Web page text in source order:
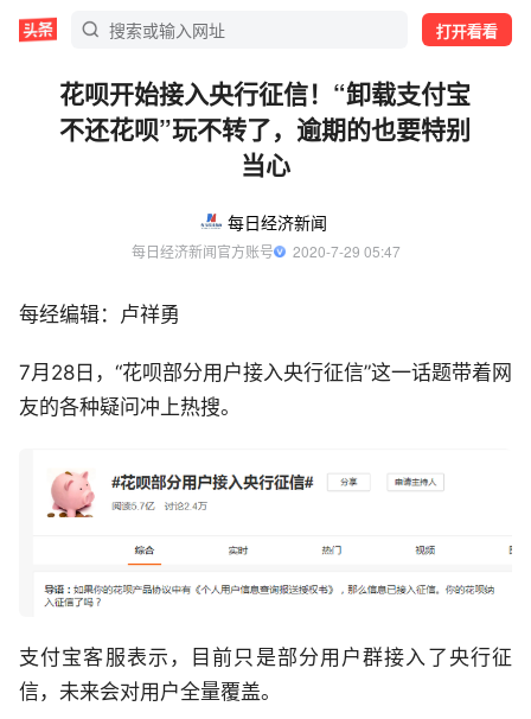
打开看看
花呗开始接入央行征信！“卸载支付宝
不还花呗”玩不转了，逾期的也要特别
当心
每日经济新闻
每日经济新闻官方账号
  2020-7-29 05:47
每经编辑：卢祥勇
7月28日，“花呗部分用户接入央行征信”这一话题带着网
友的各种疑问冲上热搜。
支付宝客服表示，目前只是部分用户群接入了央行征
信，未来会对用户全量覆盖。